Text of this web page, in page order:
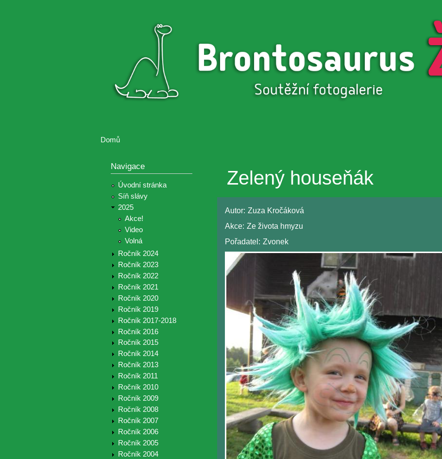
Brontosaurus
Brontosaurus
Domů
Navigace
Úvodní stránka
Síň slávy
2025
Akce!
Video
Volná
Ročník 2024
Ročník 2023
Ročník 2022
Ročník 2021
Ročník 2020
Ročník 2019
Ročník 2017-2018
Ročník 2016
Ročník 2015
Ročník 2014
Ročník 2013
Ročník 2011
Ročník 2010
Ročník 2009
Ročník 2008
Ročník 2007
Ročník 2006
Ročník 2005
Ročník 2004
Zelený houseňák
Autor: Zuza Kročáková
Akce: Ze života hmyzu
Pořadatel: Zvonek